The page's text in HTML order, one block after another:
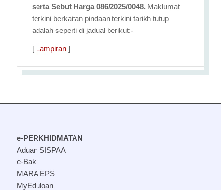
serta Sebut Harga 086/2025/0048. Maklumat
terkini berkaitan pindaan terkini tarikh tutup
adalah seperti di jadual berikut:-
[ Lampiran]
e-PERKHIDMATAN
Aduan SISPAA
e-Baki
MARA EPS
MyEduloan